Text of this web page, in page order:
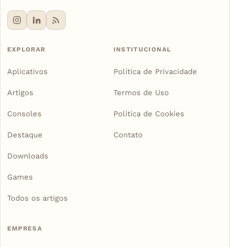
EXPLORAR
Aplicativos
Artigos
Consoles
Destaque
Downloads
Games
Todos os artigos
INSTITUCIONAL
Política de Privacidade
Termos de Uso
Política de Cookies
Contato
EMPRESA